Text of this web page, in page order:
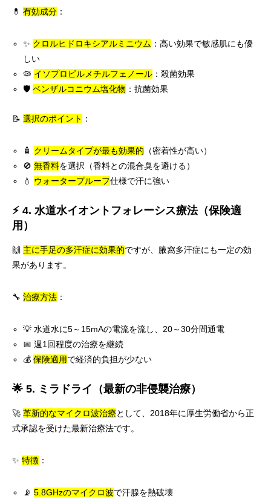
💊 有効成分 ：
✨ クロルヒドロキシアルミニウム ：高い効果で敏感肌にも優
しい
🦠 イソプロピルメチルフェノール ：殺菌効果
🛡️ベンザルコニウム塩化物 ：抗菌効果
📝 選択のポイント ：
🧴 クリームタイプが最も効果的 （密着性が高い）
🚫無香料を選択（香料との混合臭を避ける）
💧 ウォータープルーフ仕様で汗に強い
⚡ 4. 水道水イオントフォレーシス療法（保険適
用）
🙌 主に手足の多汗症に効果的ですが、腋窩多汗症にも一定の効
果があります。
🔧 治療方法 ：
💡 水道水に5～15mAの電流を流し、20～30分間通電
📅 週1回程度の治療を継続
💰保険適用で経済的負担が少ない
🌟 5. ミラドライ（最新の非侵襲治療）
🚀 革新的なマイクロ波治療として、2018年に厚生労働省から正
式承認を受けた最新治療法です。
✨ 特徴 ：
📡5.8GHzのマイクロ波で汗腺を熱破壊